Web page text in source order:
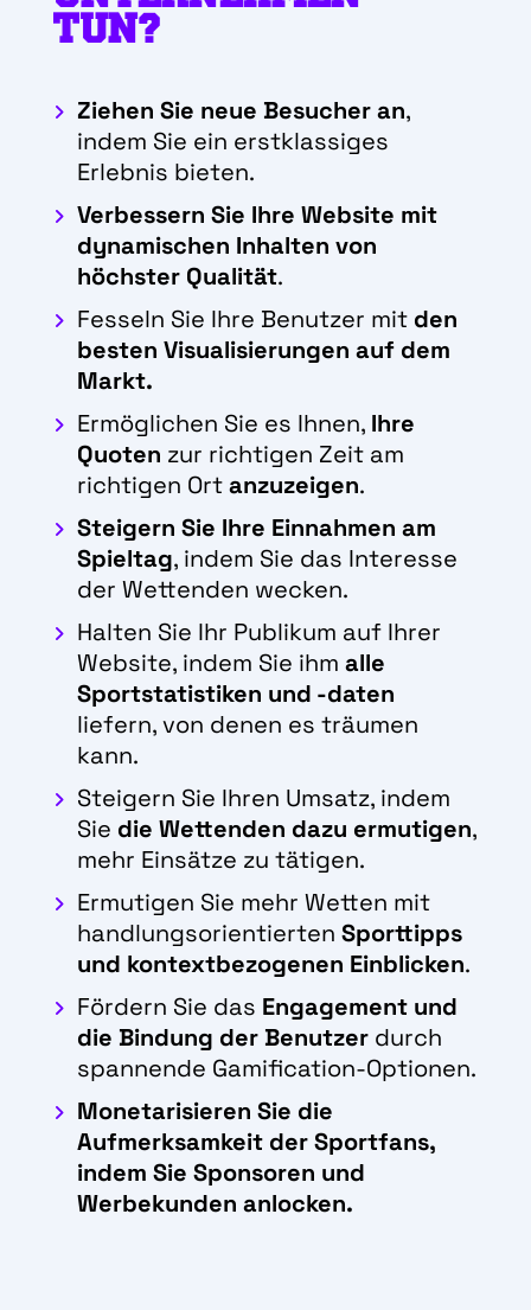
TUN?
Ziehen Sie neue Besucher an,
indem Sie ein erstklassiges
Erlebnis bieten.
Verbessern Sie Ihre Website mit
dynamischen Inhalten von
höchster Qualität.
Fesseln Sie Ihre Benutzer mit den
besten Visualisierungen auf dem
Markt.
Ermöglichen Sie es Ihnen, Ihre
Quoten zur richtigen Zeit am
richtigen Ortanzuzeigen.
Steigern Sie Ihre Einnahmen am
Spieltag, indem Sie das Interesse
der Wettenden wecken.
Halten Sie Ihr Publikum auf Ihrer
Website, indem Sie ihm alle
Sportstatistiken und -daten
liefern, von denen es träumen
kann.
Steigern Sie Ihren Umsatz, indem
Sie die Wettenden dazu ermutigen,
mehr Einsätze zu tätigen.
Ermutigen Sie mehr Wetten mit
handlungsorientierten Sporttipps
und kontextbezogenen Einblicken.
Fördern Sie das Engagement und
die Bindung der Benutzerdurch
spannende Gamification-Optionen.
Monetarisieren Sie die
Aufmerksamkeit der Sportfans,
indem Sie Sponsoren und
Werbekunden anlocken.